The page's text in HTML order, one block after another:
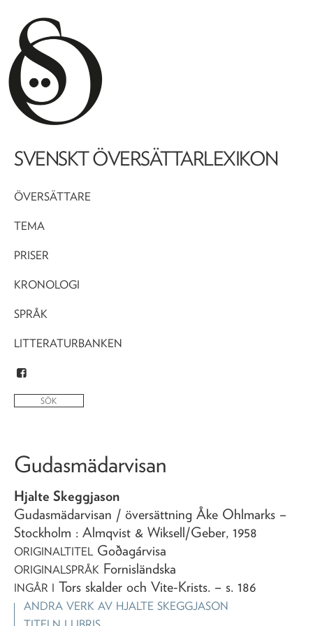
SVENSKT ÖVERSÄTTARLEXIKON
ÖVERSÄTTARE
TEMA
PRISER
KRONOLOGI
SPRÅK
LITTERATURBANKEN
Gudasmädarvisan
Hjalte Skeggjason
Gudasmädarvisan / översättning Åke Ohlmarks –
Stockholm : Almqvist & Wiksell/Geber, 1958
ORIGINALTITEL Goðagárvisa
ORIGINALSPRÅK Fornisländska
INGÅR I Tors skalder och Vite-Krists. – s. 186
ANDRA VERK AV HJALTE SKEGGJASON